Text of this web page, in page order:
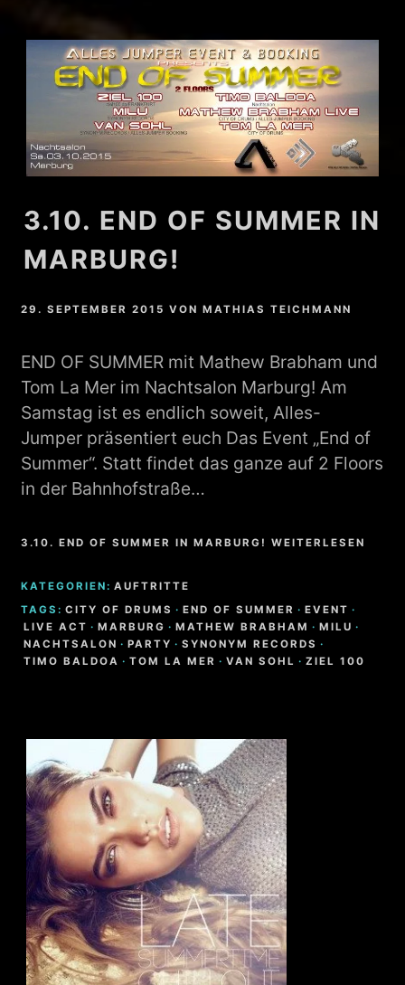
3.10. END OF SUMMER IN
MARBURG!
29. SEPTEMBER 2015 VONMATHIAS TEICHMANN
END OF SUMMER mit Mathew Brabham und
Tom La Mer im Nachtsalon Marburg! Am
Samstag ist es endlich soweit, Alles-
Jumper präsentiert euch Das Event „End of
Summer“. Statt findet das ganze auf 2 Floors
in der Bahnhofstraße…
3.10. END OF SUMMER IN MARBURG! WEITERLESEN
KATEGORIEN: AUFTRITTE
TAGS: CITY OF DRUMS · END OF SUMMER · EVENT ·
LIVE ACT · MARBURG · MATHEW BRABHAM · MILU ·
NACHTSALON · PARTY · SYNONYM RECORDS ·
TIMO BALDOA · TOM LA MER · VAN SOHL · ZIEL 100